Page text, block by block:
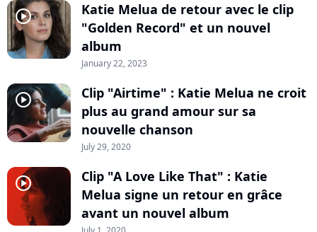
player2
Katie Melua de retour avec le clip
"Golden Record" et un nouvel
album
January 22, 2023
player2
Clip "Airtime" : Katie Melua ne croit
plus au grand amour sur sa
nouvelle chanson
July 29, 2020
player2
Clip "A Love Like That" : Katie
Melua signe un retour en grâce
avant un nouvel album